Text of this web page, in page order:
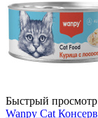
Быстрый просмотр
Wanpy Cat